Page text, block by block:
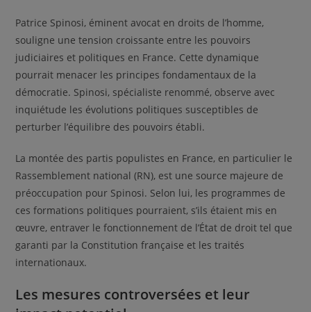
Patrice Spinosi, éminent avocat en droits de l’homme,
souligne une tension croissante entre les pouvoirs
judiciaires et politiques en France. Cette dynamique
pourrait menacer les principes fondamentaux de la
démocratie. Spinosi, spécialiste renommé, observe avec
inquiétude les évolutions politiques susceptibles de
perturber l’équilibre des pouvoirs établi.
La montée des partis populistes en France, en particulier le
Rassemblement national (RN), est une source majeure de
préoccupation pour Spinosi. Selon lui, les programmes de
ces formations politiques pourraient, s’ils étaient mis en
œuvre, entraver le fonctionnement de l’État de droit tel que
garanti par la Constitution française et les traités
internationaux.
Les mesures controversées et leur